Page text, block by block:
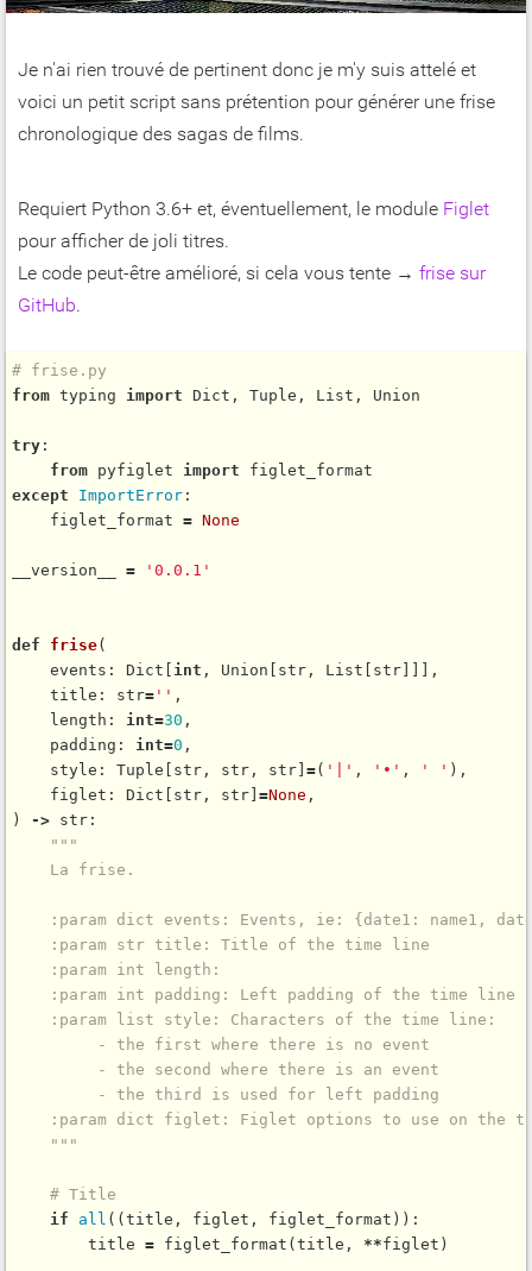
Je n'ai rien trouvé de pertinent donc je m'y suis attelé et
voici un petit script sans prétention pour générer une frise
chronologique des sagas de films.
Requiert Python 3.6+ et, éventuellement, le module Figlet
pour afficher de joli titres.
Le code peut-être amélioré, si cela vous tente → frise sur
GitHub.
# frise.py
from typing import Dict, Tuple, List, Union
try :
from pyfiglet import
except
ImportError :
    figlet_format
= None
__version__ = '0.0.1'
def frise(
    events: Dict[
int , Union[str, List[str]]],
    title: str
= '' ,
    length:
int=30 ,
    padding:
int=0 ,
    style: Tuple[str, str, str]
=( '|' , '•' , ' ' ),
    figlet: Dict[str, str]
=None ,
)
-> str:
"""
    La frise.
:param dict events: Events, ie: {date1: name1,
    :param str title: Title of the time line
    :param int length:
    :param int padding: Left padding of the time line
    :param list style: Characters of the time line:
         - the first where there is no event
         - the second where there is an event
         - the third is used for left padding
:param dict figlet: Figlet options to use on the
    """
# Title
if
all ((title, figlet, figlet_format)):
        title
= figlet_format (title, **figlet)